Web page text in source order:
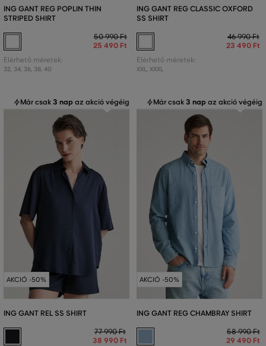
ING GANT REG POPLIN THIN
STRIPED SHIRT
50 990 Ft
25 490 Ft
Elérhető méretek:
32, 34, 36, 38, 40
ING GANT REG CLASSIC OXFORD
SS SHIRT
46 990 Ft
23 490 Ft
Elérhető méretek:
XXL, XXXL
Már csak3 nap az akció végéig
AKCIÓ -50%
ING GANT REL SS SHIRT
77 990 Ft
38 990 Ft
Már csak3 nap az akció végéig
AKCIÓ -50%
ING GANT REG CHAMBRAY SHIRT
58 990 Ft
29 490 Ft